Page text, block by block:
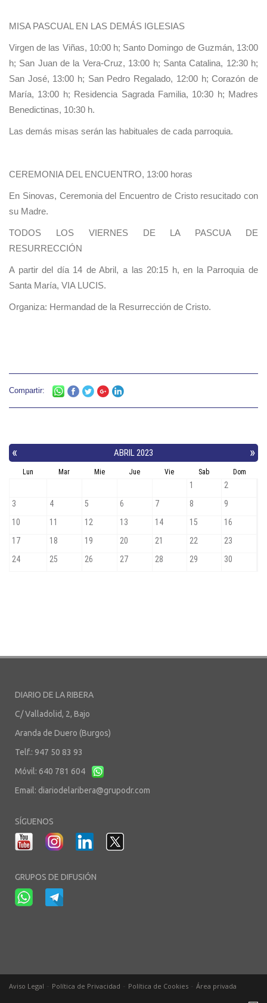
MISA PASCUAL EN LAS DEMÁS IGLESIAS
Virgen de las Viñas, 10:00 h; Santo Domingo de Guzmán, 13:00
h; San Juan de la Vera-Cruz, 13:00 h; Santa Catalina, 12:30 h;
San José, 13:00 h; San Pedro Regalado, 12:00 h; Corazón de
María, 13:00 h; Residencia Sagrada Familia, 10:30 h; Madres
Benedictinas, 10:30 h.
Las demás misas serán las habituales de cada parroquia.
CEREMONIA DEL ENCUENTRO, 13:00 horas
En Sinovas, Ceremonia del Encuentro de Cristo resucitado con
su Madre.
TODOS LOS VIERNES DE LA PASCUA DE
RESURRECCIÓN
A partir del día 14 de Abril, a las 20:15 h, en la Parroquia de
Santa María, VIA LUCIS.
Organiza: Hermandad de la Resurrección de Cristo.
Compartir:
DIARIO DE LA RIBERA
C/ Valladolid, 2, Bajo
Aranda de Duero (Burgos)
Telf.: 947 50 83 93
Móvil: 640 781 604
Email: diariodelaribera@grupodr.com
SÍGUENOS
GRUPOS DE DIFUSIÓN
Aviso Legal Política de Privacidad Política de Cookies Área privada